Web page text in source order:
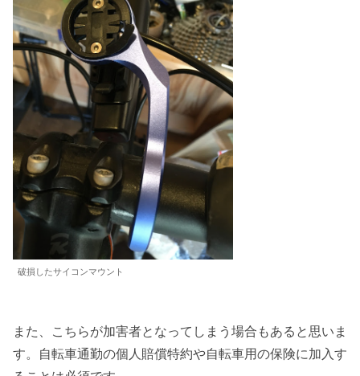
破損したサイコンマウント
また、こちらが加害者となってしまう場合もあると思いま
す。自転車通勤の個人賠償特約や自転車用の保険に加入す